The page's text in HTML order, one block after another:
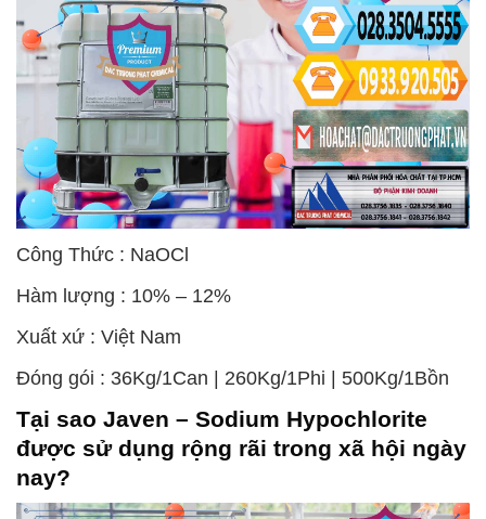
Công Thức : NaOCl
Hàm lượng : 10% – 12%
Xuất xứ : Việt Nam
Đóng gói : 36Kg/1Can | 260Kg/1Phi | 500Kg/1Bồn
Tại sao Javen – Sodium Hypochlorite
được sử dụng rộng rãi trong xã hội ngày
nay?